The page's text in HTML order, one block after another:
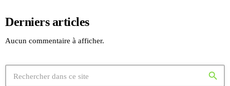
Derniers articles
Aucun commentaire à afficher.
search